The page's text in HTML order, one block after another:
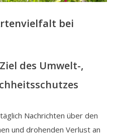
bei
des Umwelt-,
Nachrichten über den
und drohenden Verlust an